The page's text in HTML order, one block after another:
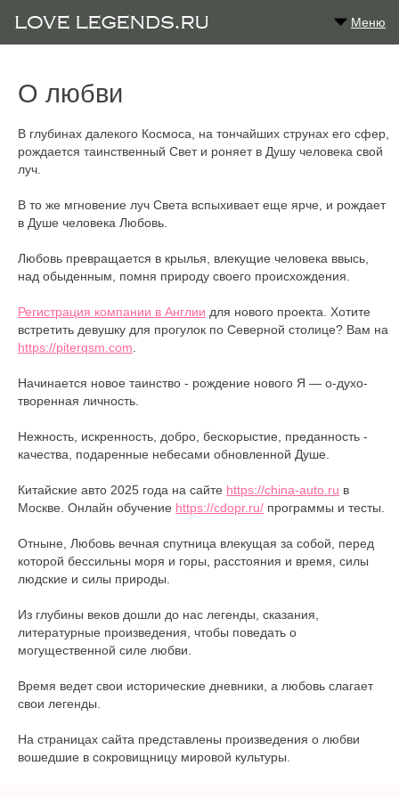
Меню
О любви
В глубинах далекого Космоса, на тончайших струнах его сфер,
рождается таинственный Свет и роняет в Душу человека свой
луч.
В то же мгновение луч Света вспыхивает еще ярче, и рождает
в Душе человека Любовь.
Любовь превращается в крылья, влекущие человека ввысь,
над обыденным, помня природу своего происхождения.
Регистрация компании в Англии для нового проекта. Хотите
встретить девушку для прогулок по Северной столице? Вам на
https://piterqsm.com
Начинается новое таинство - рождение нового Я — о-духо-
творенная личность.
Нежность, искренность, добро, бескорыстие, преданность -
качества, подаренные небесами обновленной Душе.
Китайские авто 2025 года на сайте https://china-auto.ru в
Москве. Онлайн обучение https://cdopr.ru/ программы и тесты.
Отныне, Любовь вечная спутница влекущая за собой, перед
которой бессильны моря и горы, расстояния и время, силы
людские и силы природы.
Из глубины веков дошли до нас легенды, сказания,
литературные произведения, чтобы поведать о
могущественной силе любви.
Время ведет свои исторические дневники, а любовь слагает
свои легенды.
На страницах сайта представлены произведения о любви
вошедшие в сокровищницу мировой культуры.